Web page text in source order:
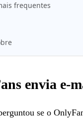
frequentes
envia e-
se o